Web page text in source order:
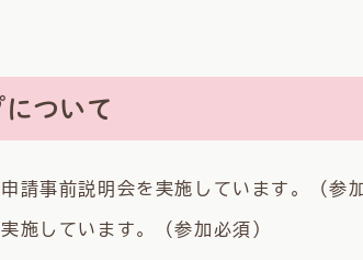
ついて
請事前説明会を実施しています。（参
施しています。（参加必須）